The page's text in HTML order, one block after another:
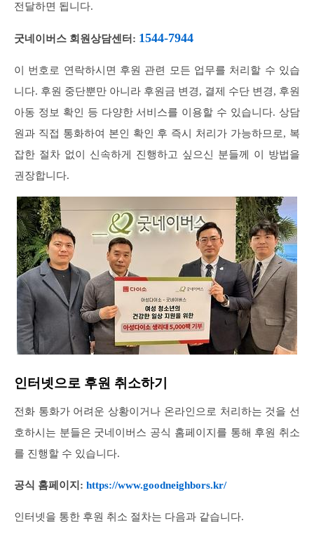
전달하면 됩니다.
굿네이버스 회원상담센터: 1544-7944
이 번호로 연락하시면 후원 관련 모든 업무를 처리할 수 있습
니다. 후원 중단뿐만 아니라 후원금 변경, 결제 수단 변경, 후원
아동 정보 확인 등 다양한 서비스를 이용할 수 있습니다. 상담
원과 직접 통화하여 본인 확인 후 즉시 처리가 가능하므로, 복
잡한 절차 없이 신속하게 진행하고 싶으신 분들께 이 방법을
권장합니다.
인터넷으로 후원 취소하기
전화 통화가 어려운 상황이거나 온라인으로 처리하는 것을 선
호하시는 분들은 굿네이버스 공식 홈페이지를 통해 후원 취소
를 진행할 수 있습니다.
공식 홈페이지: https://www.goodneighbors.kr/
인터넷을 통한 후원 취소 절차는 다음과 같습니다.